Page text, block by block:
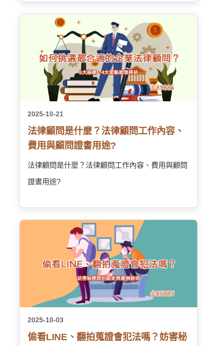
2025-10-21
法律顧問是什麼？法律顧問工作內容、
費用與顧問證書用途?
法律顧問是什麼？法律顧問工作內容、費用與顧問
證書用途?
2025-10-03
偷看LINE、翻拍蒐證會犯法嗎？妨害秘